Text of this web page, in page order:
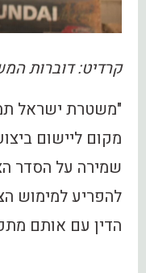
קרדיט: דוברות
"משטרת ישראל
מקום ליישום
שמירה על הסדר
להפריע למימוש
הדין עם אותם